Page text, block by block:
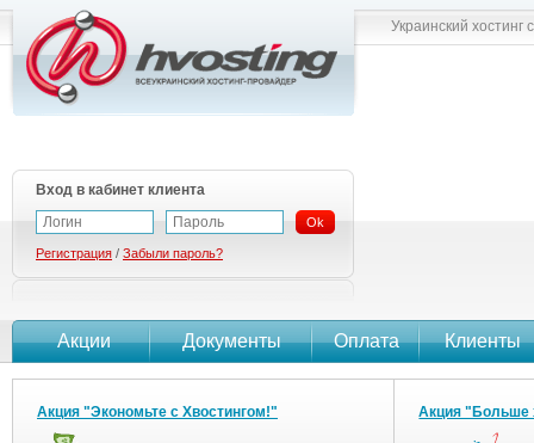
Акции Документы Оплата Клиенты
Украинский
Вход в кабинет клиента
Ok
Регистрация / Забыли пароль?
Акция "Экономьте с Хвостингом!" Акция "Больше